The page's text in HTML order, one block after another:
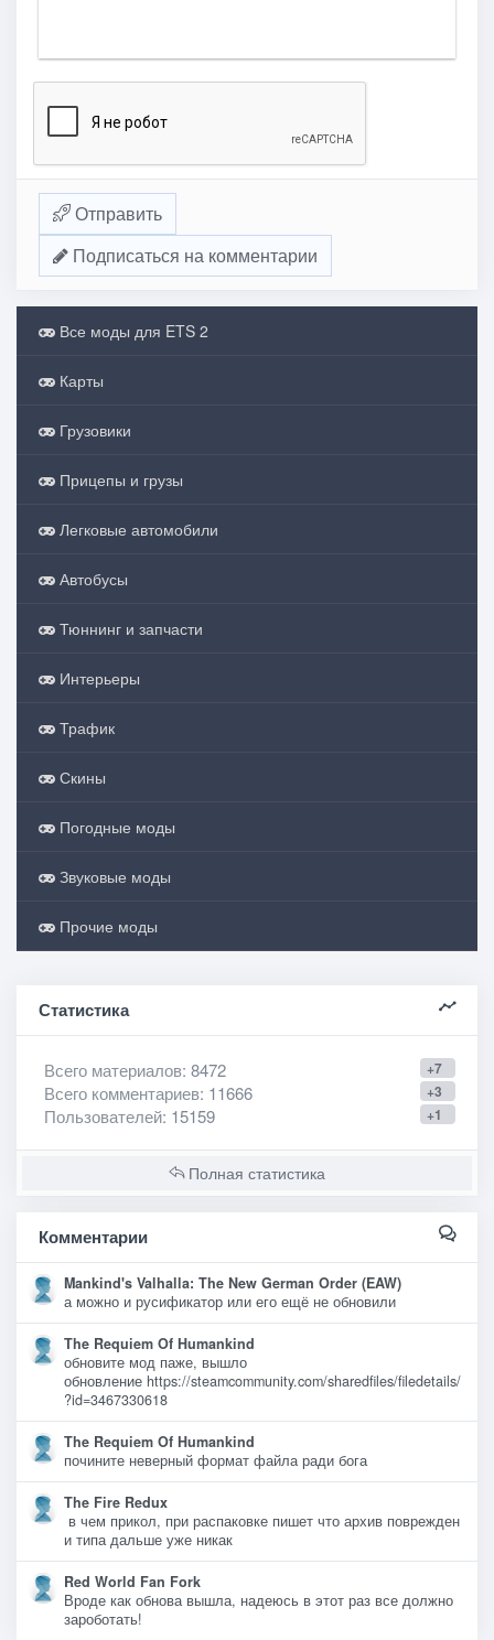
Отправить
Подписаться на комментарии
Все моды для ETS 2
Карты
Грузовики
Прицепы и грузы
Легковые автомобили
Автобусы
Тюннинг и запчасти
Интерьеры
Трафик
Скины
Погодные моды
Звуковые моды
Прочие моды
Статистика
+7
Всего материалов: 8472
+3
Всего комментариев: 11666
+1
Пользователей: 15159
Полная статистика
Комментарии
Mankind's Valhalla: The New German Order (EAW)
а можно и русификатор или его ещё не обновили
The Requiem Of Humankind
обновите мод паже, вышло
обновление https://steamcommunity.com/sharedfiles/filedetails/
?id=3467330618
The Requiem Of Humankind
почините неверный формат файла ради бога
The Fire Redux
в чем прикол, при распаковке пишет что архив поврежден
и типа дальше уже никак
Red World Fan Fork
Вроде как обнова вышла, надеюсь в этот раз все должно
зароботать!